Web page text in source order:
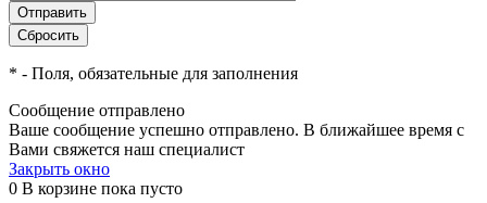
* - Поля, обязательные для заполнения
Сообщение отправлено
Ваше сообщение успешно отправлено. В ближайшее время с
Вами свяжется наш специалист
Закрыть окно
0 В корзине пока пусто